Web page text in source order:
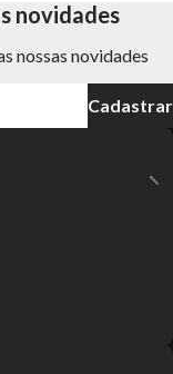
novidades
nossas novidades
Cadastrar